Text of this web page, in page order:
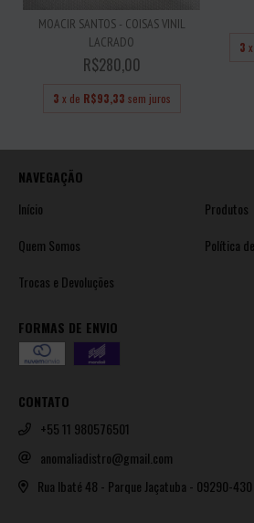
MOACIR SANTOS - COISAS VINIL
LACRADO
R$280,00
3 x de R$93,33 sem juros
3
NAVEGAÇÃO
Início
Produtos
Quem Somos
Política
Trocas e Devoluções
FORMAS DE ENVIO
CONTATO
+55 11 980576501
anomaliadistro@gmail.com
Rua Ibaté 48 - Parque Jaçatuba - 09290-430